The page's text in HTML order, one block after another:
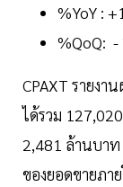
%YoY :
%QoQ:
CPAXT รายงา
ได้รวม
2,481 ล้านบาท
ของยอดขายภา